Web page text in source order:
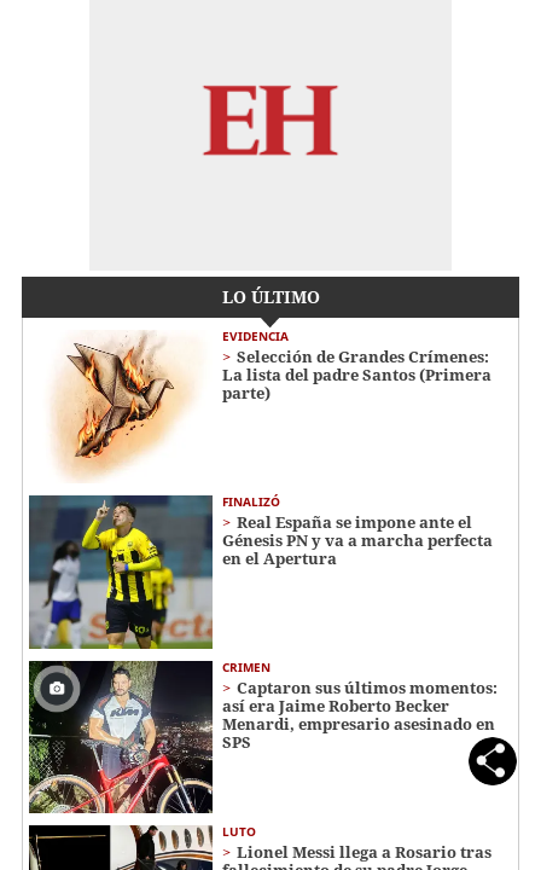
LO ÚLTIMO
EVIDENCIA
Selección de Grandes Crímenes:
La lista del padre Santos (Primera
parte)
FINALIZÓ
Real España se impone ante el
Génesis PN y va a marcha perfecta
en el Apertura
CRIMEN
Captaron sus últimos momentos:
así era Jaime Roberto Becker
Menardi​​​, empresario asesinado en
SPS
LUTO
Lionel Messi llega a Rosario tras